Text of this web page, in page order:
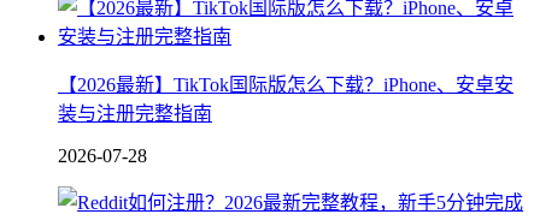
【2026最新】TikTok国际版怎么下载？iPhone、安卓安
装与注册完整指南
2026-07-28